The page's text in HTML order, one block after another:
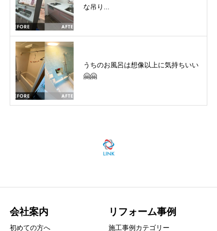
な吊り...
うちのお風呂は想像以上に気持ちいい
🤗🤗
会社案内
初めての方へ
リフォーム事例
施工事例カテゴリー